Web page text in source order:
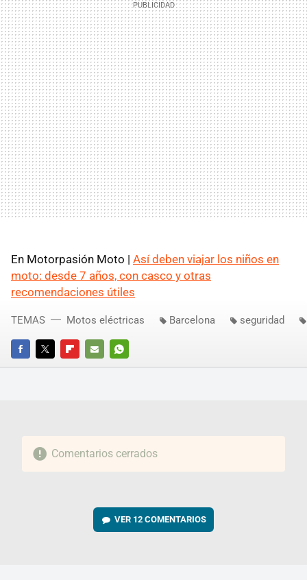
En Motorpasión Moto | Así deben viajar los niños en
moto: desde 7 años, con casco y otras
recomendaciones útiles
FACEBOOKTWITTERFLIPBOARD
E-
WHATSAPP
TEMAS Motos eléctricas Barcelona seguridad
Comentarios cerrados
VER 12 COMENTARIOS